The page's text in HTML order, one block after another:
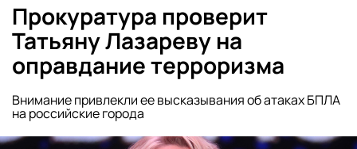
Прокуратура проверит
Татьяну Лазареву на
оправдание терроризма
Внимание привлекли ее высказывания об атаках БПЛА
на российские города